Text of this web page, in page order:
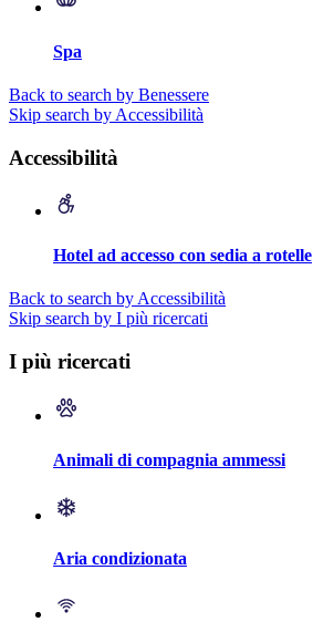
Spa
Back to search by Benessere
Skip search by Accessibilità
Accessibilità
Hotel ad accesso con sedia a rotelle
Back to search by Accessibilità
Skip search by I più ricercati
I più ricercati
Animali di compagnia ammessi
Aria condizionata